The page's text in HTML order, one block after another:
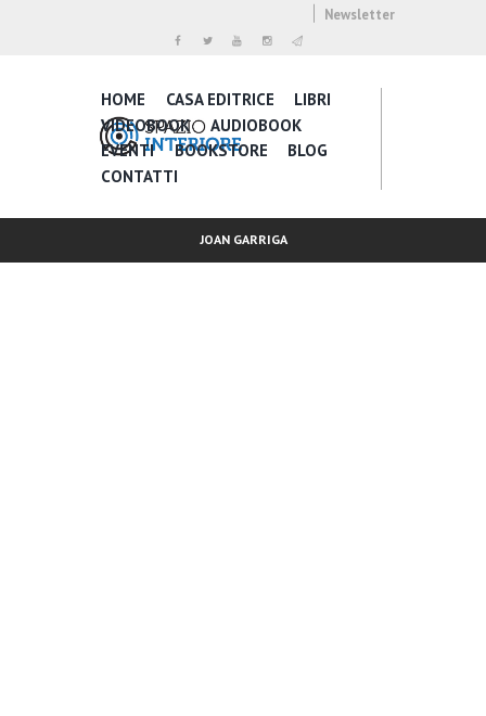
Newsletter
HOME CASA EDITRICE
LIBRI
VIDEOBOOK
AUDIOBOOK
EVENTI
BOOKSTORE
BLOG
CONTATTI
JOAN GARRIGA